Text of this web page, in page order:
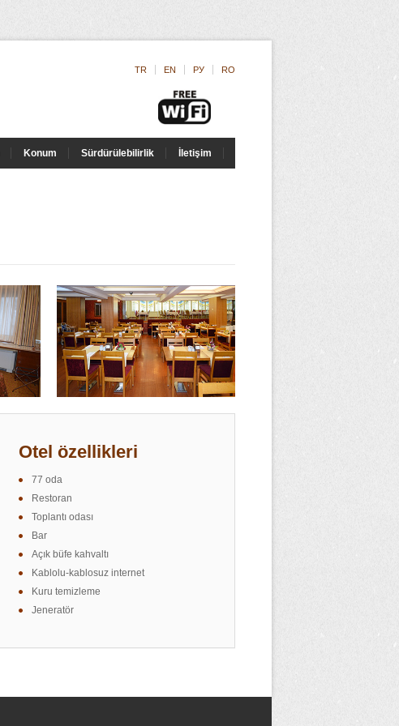
TR EN РУ RO
Konum Sürdürülebilirlik İletişim
Otel özellikleri
77 oda
Restoran
Toplantı odası
Bar
Açık büfe kahvaltı
Kablolu-kablosuz internet
Kuru temizleme
Jeneratör